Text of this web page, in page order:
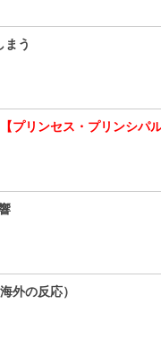
う
プリンセス・プリンシパル
外の反応）